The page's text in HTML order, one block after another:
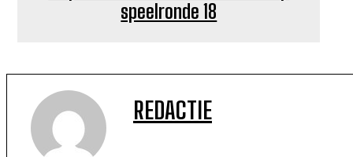
speelronde 18
REDACTIE